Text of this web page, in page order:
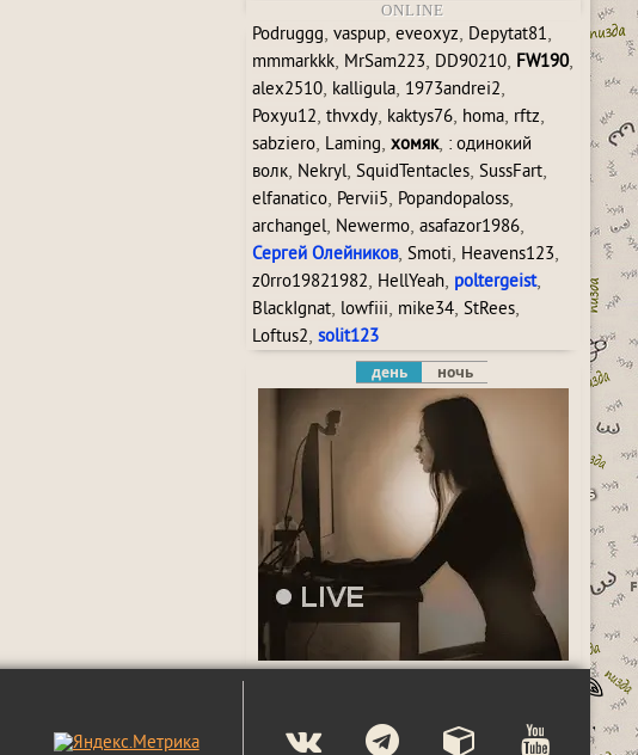
ONLINE
Podruggg, vaspup, eveoxyz, Depytat81,
mmmarkkk, MrSam223, DD90210, FW190,
alex2510, kalligula, 1973andrei2,
Poxyu12, thvxdy, kaktys76, homa, rftz,
sabziero, Laming, хомяк, : одинокий
волк, Nekryl, SquidTentacles, SussFart,
elfanatico, Pervii5, Popandopaloss,
archangel, Newermo, asafazor1986,
Сергей Олейников, Smoti, Heavens123,
z0rro19821982, HellYeah, poltergeist,
BlackIgnat, lowfiii, mike34, StRees,
Loftus2, solit123
день ночь